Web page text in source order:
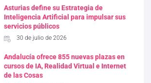
Asturias define su Estrategia de
Inteligencia Artificial para impulsar sus
servicios públicos
30 de julio de 2026
Andalucía ofrece 855 nuevas plazas en
cursos de IA, Realidad Virtual e Internet
de las Cosas